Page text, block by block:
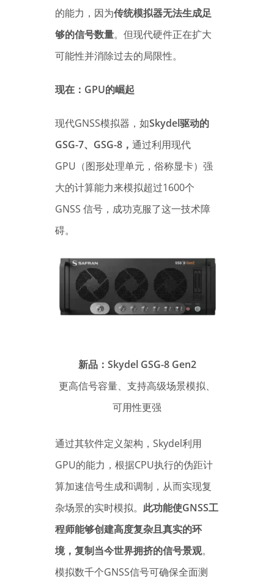
的能力，因为传统模拟器无法生成足
够的信号数量。但现代硬件正在扩大
可能性并消除过去的局限性。
现在：GPU的崛起
现代GNSS模拟器，如Skydel驱动的
GSG-7、GSG-8， 通过利用现代
GPU（图形处理单元，俗称显卡）强
大的计算能力来模拟超过1600个
GNSS 信号，成功克服了这一技术障
碍。
新品：Skydel GSG-8 Gen2
更高信号容量、支持高级场景模拟、
可用性更强
通过其软件定义架构，Skydel利用
GPU的能力，根据CPU执行的伪距计
算加速信号生成和调制，从而实现复
杂场景的实时模拟。 此功能使GNSS工
程师能够创建高度复杂且真实的环
境，复制当今世界拥挤的信号景观。
模拟数千个GNSS信号可确保全面测